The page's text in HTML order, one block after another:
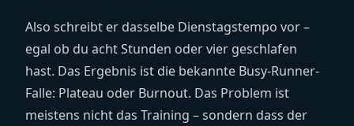
Also schreibt er dasselbe Dienstagstempo vor –
egal ob du acht Stunden oder vier geschlafen
hast. Das Ergebnis ist die bekannte Busy-Runner-
Falle: Plateau oder Burnout. Das Problem ist
meistens nicht das Training – sondern dass der